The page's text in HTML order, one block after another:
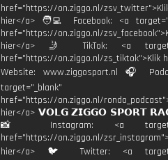
href="https://on.ziggo.nl/
hier</a> 🧑‍💻 Facebook: <a
href="https://on.ziggo.nl/
hier</a> 🤳 TikTok: <a
href="https://on.ziggo.nl/zs_tiktok">Klik
Website: www.ziggosport.nl 🎧
target="_blank"
href="https://on.ziggo.nl/
hier</a> 𝗩𝗢𝗟𝗚 𝗭𝗜𝗚𝗚𝗢 𝗦𝗣𝗢𝗥𝗧
📸 Instagram: <a
href="https://on.ziggo.nl/
hier</a> 🐦 Twitter: <a